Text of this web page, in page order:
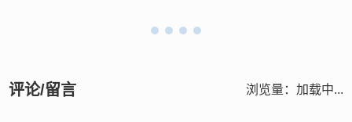
评论/留言 浏览量： 加载中...